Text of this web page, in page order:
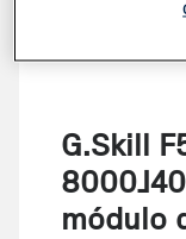
G.Skill
módulo